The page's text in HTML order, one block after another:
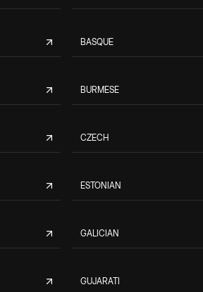
BASQUE
BURMESE
CZECH
ESTONIAN
GALICIAN
GUJARATI